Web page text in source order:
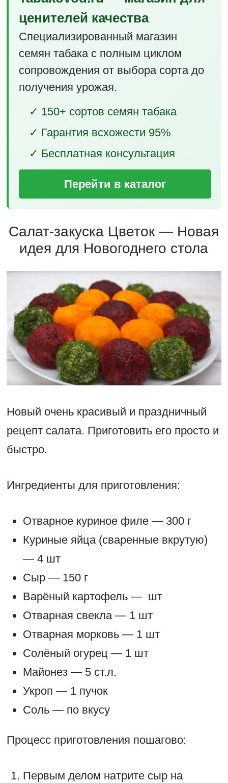
ценителей качества
Специализированный магазин
семян табака с полным циклом
сопровождения от выбора сорта до
получения урожая.
✓ 150+ сортов семян табака
✓ Гарантия всхожести 95%
✓ Бесплатная консультация
Перейти в каталог
Салат-закуска Цветок — Новая
идея для Новогоднего стола
Новый очень красивый и праздничный
рецепт салата. Приготовить его просто и
быстро.
Ингредиенты для приготовления:
Отварное куриное филе — 300 г
Куриные яйца (сваренные вкрутую)
— 4 шт
Сыр — 150 г
Варёный картофель — шт
Отварная свекла — 1 шт
Отварная морковь — 1 шт
Солёный огурец — 1 шт
Майонез — 5 ст.л.
Укроп — 1 пучок
Соль — по вкусу
Процесс приготовления пошагово:
Первым делом натрите сыр на